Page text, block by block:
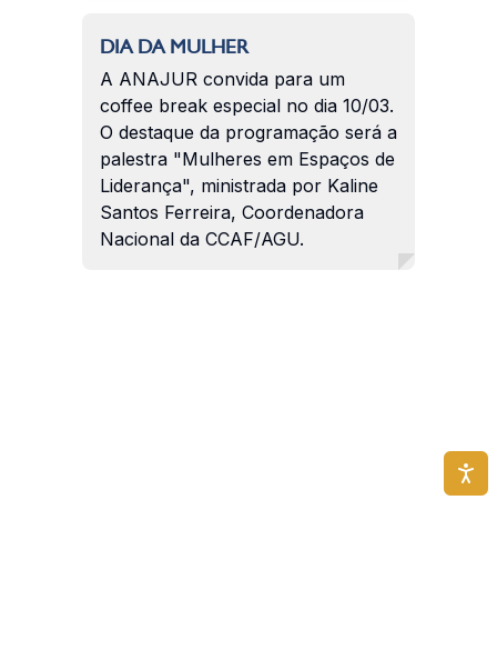
DIA DA MULHER
A ANAJUR convida para um
coffee break especial no dia 10/03.
O destaque da programação será a
palestra "Mulheres em Espaços de
Liderança", ministrada por Kaline
Santos Ferreira, Coordenadora
Nacional da CCAF/AGU.